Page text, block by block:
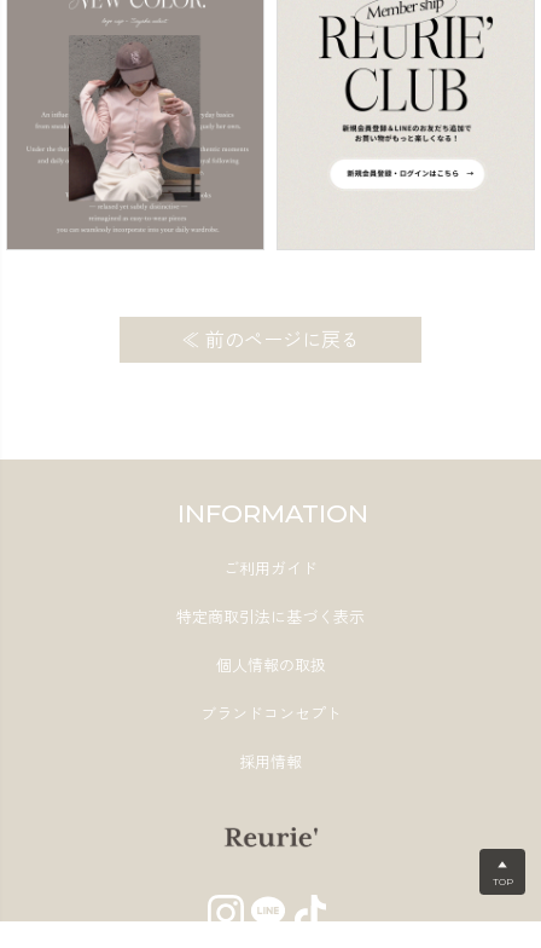
≪ 前のページに戻る
▲
TOP
INFORMATION
ご利用ガイド
特定商取引法に基づく表示
個人情報の取扱
ブランドコンセプト
採用情報